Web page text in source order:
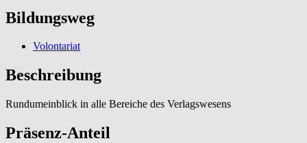
Bildungsweg
Volontariat
Beschreibung
Rundumeinblick in alle Bereiche des Verlagswesens
Präsenz-Anteil